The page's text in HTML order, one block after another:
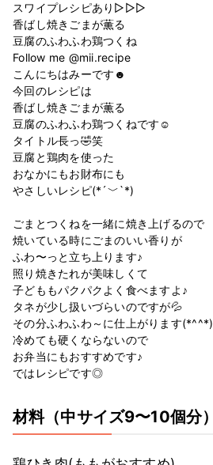
スワイプレシピあり▷▷▷
香ばし焼きごまが薫る
豆腐のふわふわ鶏つくね
Follow me @mii.recipe
こんにちはみーです☻
今回のレシピは
香ばし焼きごまが薫る
豆腐のふわふわ鶏つくねです‪‪☺︎‬‎
タイトル長っ🤣笑
豆腐と鶏肉を使った
おなかにもお財布にも
やさしいレシピ(*´﹀`*)
ごまとつくねを一緒に焼き上げるので
焼いている時にごまのいい香りが
ふわ〜っと立ち上ります♪
照り焼きたれが美味しくて
子どももパクパクよく食べますよ♪
タネが少し扱いづらいのですが💦
その分ふわふわ～に仕上がります(*^^*)
冷めても硬くならないので
お弁当にもおすすめです♪
ではレシピです◎
材料（中サイズ9〜10個分）